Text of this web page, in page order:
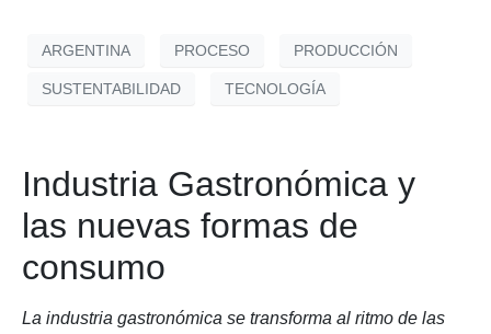
ARGENTINA PROCESO PRODUCCIÓN
SUSTENTABILIDAD TECNOLOGÍA
Industria Gastronómica y
las nuevas formas de
consumo
La industria gastronómica se transforma al ritmo de las